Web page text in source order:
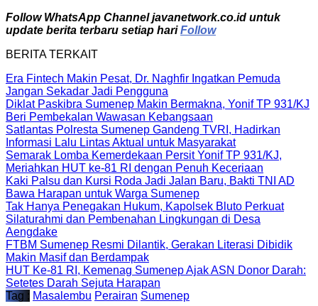
Follow WhatsApp Channel javanetwork.co.id untuk
update berita terbaru setiap hariFollow
BERITA TERKAIT
Era Fintech Makin Pesat, Dr. Naghfir Ingatkan Pemuda
Jangan Sekadar Jadi Pengguna
Diklat Paskibra Sumenep Makin Bermakna, Yonif TP 931/KJ
Beri Pembekalan Wawasan Kebangsaan
Satlantas Polresta Sumenep Gandeng TVRI, Hadirkan
Informasi Lalu Lintas Aktual untuk Masyarakat
Semarak Lomba Kemerdekaan Persit Yonif TP 931/KJ,
Meriahkan HUT ke-81 RI dengan Penuh Keceriaan
Kaki Palsu dan Kursi Roda Jadi Jalan Baru, Bakti TNI AD
Bawa Harapan untuk Warga Sumenep
Tak Hanya Penegakan Hukum, Kapolsek Bluto Perkuat
Silaturahmi dan Pembenahan Lingkungan di Desa
Aengdake
FTBM Sumenep Resmi Dilantik, Gerakan Literasi Dibidik
Makin Masif dan Berdampak
HUT Ke-81 RI, Kemenag Sumenep Ajak ASN Donor Darah:
Setetes Darah Sejuta Harapan
Tag : Masalembu Perairan Sumenep